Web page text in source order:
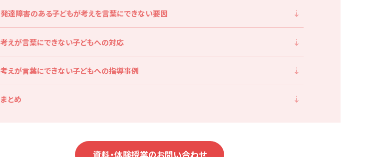
発達障害のある子どもが考えを言葉にできない要因
考えが言葉にできない子どもへの対応
考えが言葉にできない子どもへの指導事例
まとめ